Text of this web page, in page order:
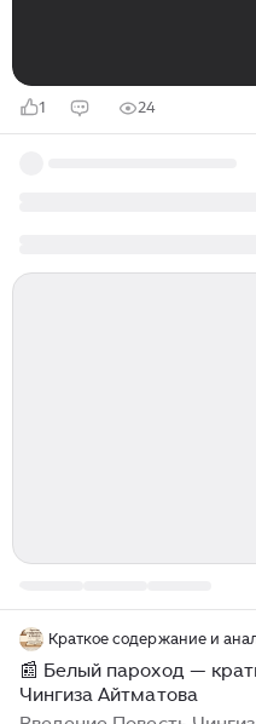
1 24
📰 Белый пароход —
Чингиза Айтматова